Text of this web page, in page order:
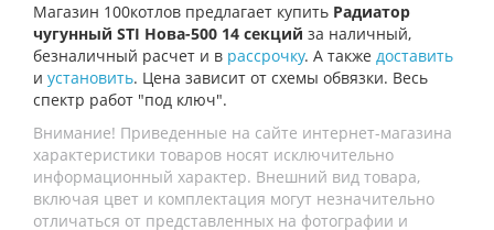
Магазин 100котлов предлагает купить Радиатор
чугунный STI Нова-500 14 секций за наличный,
безналичный расчет и в рассрочку. А также доставить
и установить. Цена зависит от схемы обвязки. Весь
спектр работ "под ключ".
Внимание! Приведенные на сайте интернет-магазина
характеристики товаров носят исключительно
информационный характер. Внешний вид товара,
включая цвет и комплектация могут незначительно
отличаться от представленных на фотографии и